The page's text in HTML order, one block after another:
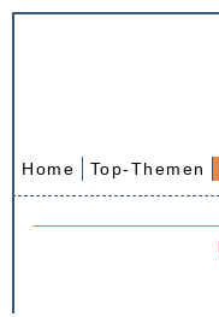
Home Top-Themen